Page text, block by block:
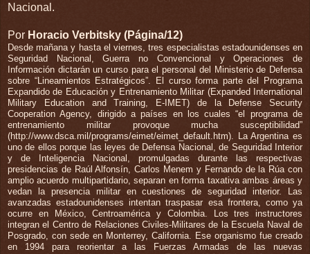
Nacional.
Por Horacio Verbitsky (Página/12)
Desde mañana y hasta el viernes, tres especialistas estadounidenses en
Seguridad Nacional, Guerra no Convencional y Operaciones de
Información dictarán un curso para el personal del Ministerio de Defensa
sobre “Lineamientos Estratégicos”. El curso forma parte del Programa
Expandido de Educación y Entrenamiento Militar (Expanded International
Military Education and Training, E-IMET) de la Defense Security
Cooperation Agency, dirigido a países en los cuales “el programa de
entrenamiento militar provoque mucha susceptibilidad”
(http://www.dsca.mil/programs/eimet/eimet_default.htm). La Argentina es
uno de ellos porque las leyes de Defensa Nacional, de Seguridad Interior
y de Inteligencia Nacional, promulgadas durante las respectivas
presidencias de Raúl Alfonsín, Carlos Menem y Fernando de la Rúa con
amplio acuerdo multipartidario, separan en forma taxativa ambas áreas y
vedan la presencia militar en cuestiones de seguridad interior. Las
avanzadas estadounidenses intentan traspasar esa frontera, como ya
ocurre en México, Centroamérica y Colombia. Los tres instructores
integran el Centro de Relaciones Civiles-Militares de la Escuela Naval de
Posgrado, con sede en Monterrey, California. Ese organismo fue creado
en 1994 para reorientar a las Fuerzas Armadas de las nuevas